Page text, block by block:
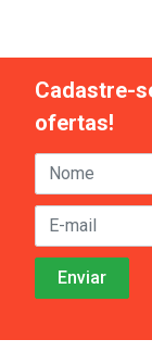
Cadastre-
ofertas!